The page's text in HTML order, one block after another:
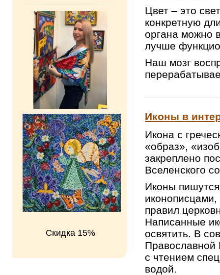
Скидка 15%
Цвет – это
конкретную
органа можно
лучше
Наш мозг
Иконы в
Икона с
«образ»,
закреплено
Вселенского
Иконы
правил
Написанные
освятить. В
Православной
с чтением
водой.